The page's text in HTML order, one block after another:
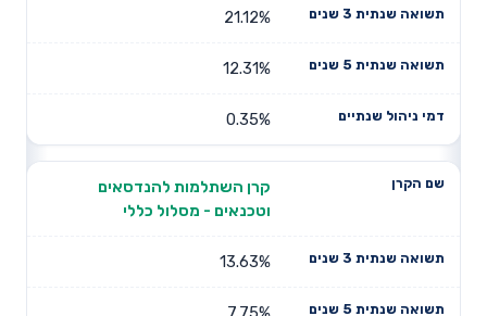
21.12%
12.31%
0.35%
קרן השתלמות להנדסאים
וטכנאים - מסלול כללי
13.63%